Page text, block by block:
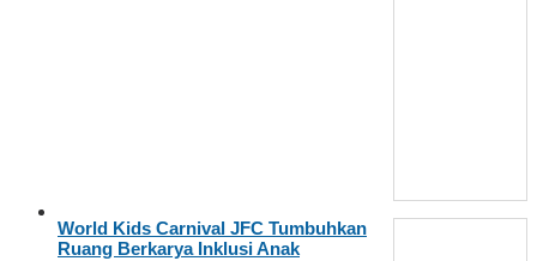
World Kids Carnival JFC Tumbuhkan
Ruang Berkarya Inklusi Anak